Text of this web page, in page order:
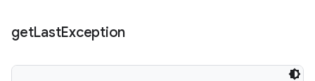
getLastException